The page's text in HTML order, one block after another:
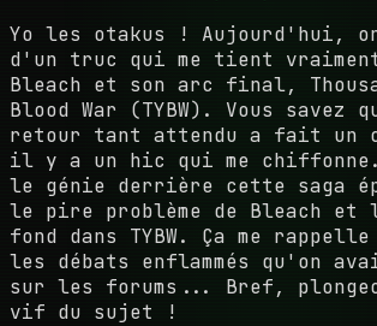
Yo les otakus ! Aujourd'hui,
d'un truc qui me tient
Bleach et son arc final,
Blood War (TYBW). Vous savez
retour tant attendu a fait un
il y a un hic qui me
le génie derrière cette saga
le pire problème de Bleach et
fond dans TYBW. Ça me
les débats enflammés qu'on
sur les forums... Bref,
vif du sujet !